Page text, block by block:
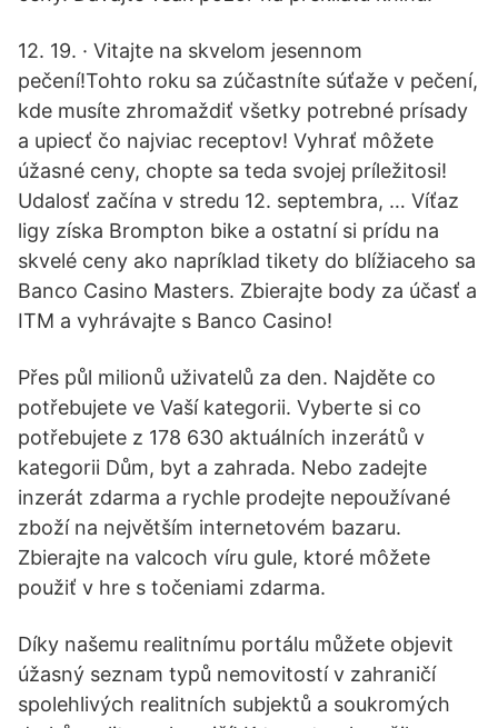
12. 19. · Vitajte na skvelom jesennom
pečení!Tohto roku sa zúčastníte súťaže v pečení,
kde musíte zhromaždiť všetky potrebné prísady
a upiecť čo najviac receptov! Vyhrať môžete
úžasné ceny, chopte sa teda svojej príležitosi!
Udalosť začína v stredu 12. septembra, … Víťaz
ligy získa Brompton bike a ostatní si prídu na
skvelé ceny ako napríklad tikety do blížiaceho sa
Banco Casino Masters. Zbierajte body za účasť a
ITM a vyhrávajte s Banco Casino!
Přes půl milionů uživatelů za den. Najděte co
potřebujete ve Vaší kategorii. Vyberte si co
potřebujete z 178 630 aktuálních inzerátů v
kategorii Dům, byt a zahrada. Nebo zadejte
inzerát zdarma a rychle prodejte nepoužívané
zboží na největším internetovém bazaru.
Zbierajte na valcoch víru gule, ktoré môžete
použiť v hre s točeniami zdarma.
Díky našemu realitnímu portálu můžete objevit
úžasný seznam typů nemovitostí v zahraničí
spolehlivých realitních subjektů a soukromých